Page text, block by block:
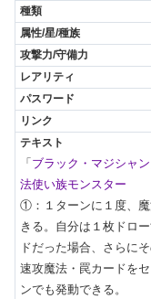
「 ブラック・マジシャン
法使い族モンスター
①：１ターンに１度、
きる。自分は１枚ドロ
ドだった場合、さらに
速攻魔法・罠カードを
ンでも発動できる。